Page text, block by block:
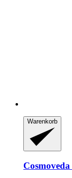
Warenkorb
Cosmoveda